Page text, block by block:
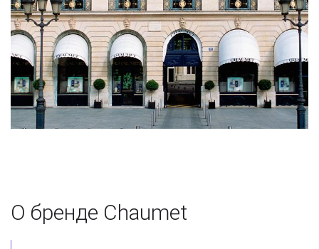
О бренде Chaumet